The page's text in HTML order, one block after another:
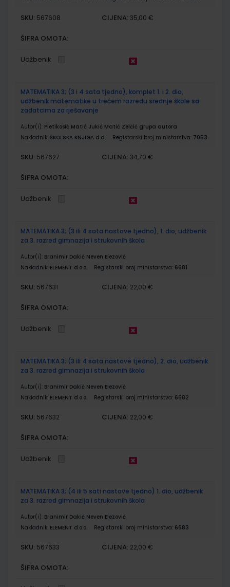
SKU: 567608 CIJENA: 35,00 €
ŠIFRA OMOTA:
Udžbenik
MATEMATIKA 3; (3 i 4 sata tjedno), komplet 1. i 2. dio,
udžbenik matematike u trećem razredu srednje škole sa
zadatcima za rješavanje
Autor(i): Pletikosić Matić Jukić Matić Zelčić grupa autora
Nakladnik: ŠKOLSKA KNJIGA d.d. Registarski broj ministarstva: 7053
SKU: 567627 CIJENA: 34,70 €
ŠIFRA OMOTA:
Udžbenik
MATEMATIKA 3; (3 ili 4 sata nastave tjedno), 1. dio, udžbenik
za 3. razred gimnazija i strukovnih škola
Autor(i): Branimir Dakić Neven Elezović
Nakladnik: ELEMENT d.o.o. Registarski broj ministarstva: 6681
SKU: 567631 CIJENA: 22,00 €
ŠIFRA OMOTA:
Udžbenik
MATEMATIKA 3; (3 ili 4 sata nastave tjedno), 2. dio, udžbenik
za 3. razred gimnazija i strukovnih škola
Autor(i): Branimir Dakić Neven Elezović
Nakladnik: ELEMENT d.o.o. Registarski broj ministarstva: 6682
SKU: 567632 CIJENA: 22,00 €
ŠIFRA OMOTA:
Udžbenik
MATEMATIKA 3; (4 ili 5 sati nastave tjedno) 1. dio, udžbenik
za 3. razred gimnazija i strukovnih škola
Autor(i): Branimir Dakić Neven Elezović
Nakladnik: ELEMENT d.o.o. Registarski broj ministarstva: 6683
SKU: 567633 CIJENA: 22,00 €
ŠIFRA OMOTA: